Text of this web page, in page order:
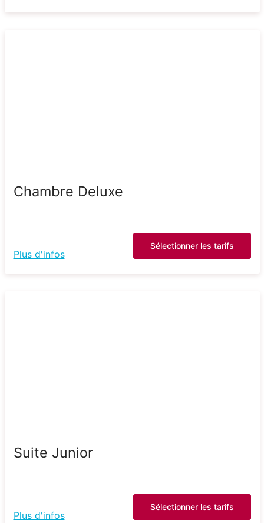
Chambre Deluxe
Plus d'infos
Sélectionner les tarifs
Suite Junior
Plus d'infos
Sélectionner les tarifs